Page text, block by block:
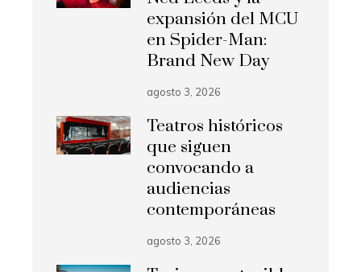
expansión del MCU
en Spider-Man:
Brand New Day
agosto 3, 2026
Teatros históricos
que siguen
convocando a
audiencias
contemporáneas
agosto 3, 2026